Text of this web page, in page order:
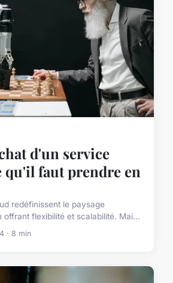
d'un service
qu'il faut prendre en
redéfinissent le paysage
offrant flexibilité et scalabilité. Mai...
· 8 min